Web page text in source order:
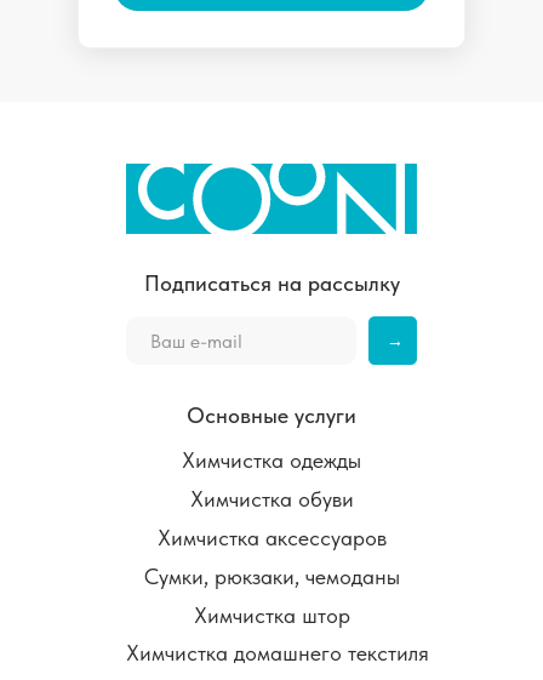
Химчистка одежды
Химчистка обуви
Химчистка аксессуаров
Сумки, рюкзаки, чемоданы
Химчистка штор
Химчистка домашнего текстиля
Основные услуги
→
Подписаться на рассылку